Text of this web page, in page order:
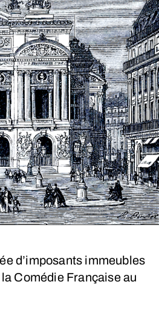
d’imposants immeubles
Comédie Française au